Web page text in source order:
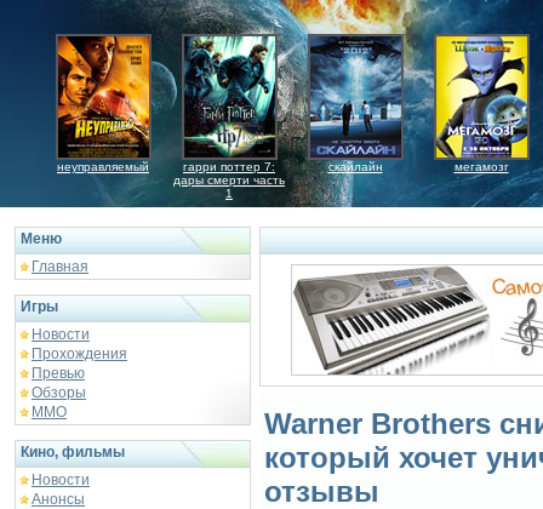
неуправляемый
гарри поттер 7:
дары смерти часть
1
скайлайн мегамозг
Меню
Главная
Игры
Новости
Прохождения
Превью
Обзоры
ММО
Кино, фильмы
Новости
Анонсы
Warner Brothers
который хочет
отзывы